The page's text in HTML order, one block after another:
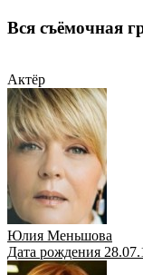
Вся съёмочная
Актёр
Юлия Меньшова
Дата рождения